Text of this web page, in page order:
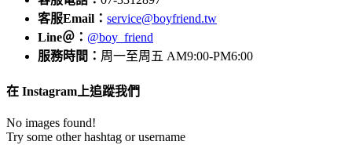
客服Email ： service@boyfriend.tw
Line＠： @boy_friend
服務時間： 周一至周五 AM9:00-PM6:00
在 Instagram上追蹤我們
No images found!
Try some other hashtag or username